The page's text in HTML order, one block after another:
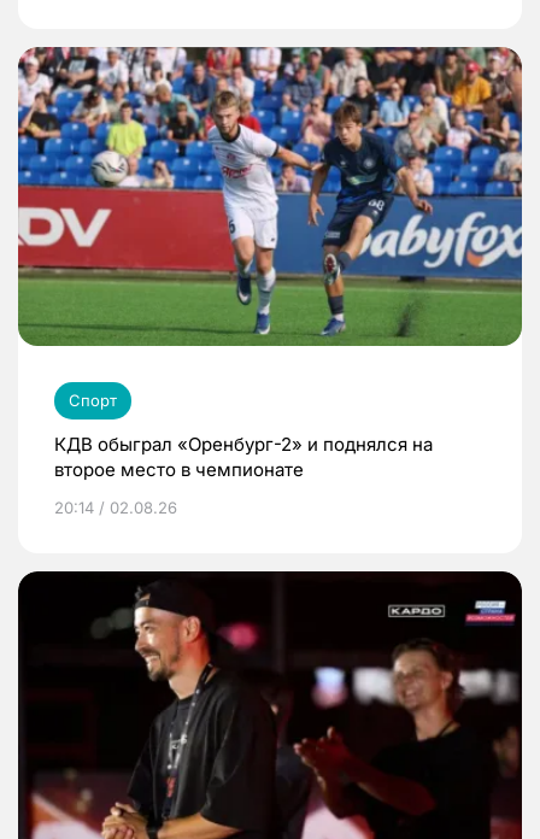
Спорт
КДВ обыграл «Оренбург-2» и поднялся на
второе место в чемпионате
20:14 / 02.08.26